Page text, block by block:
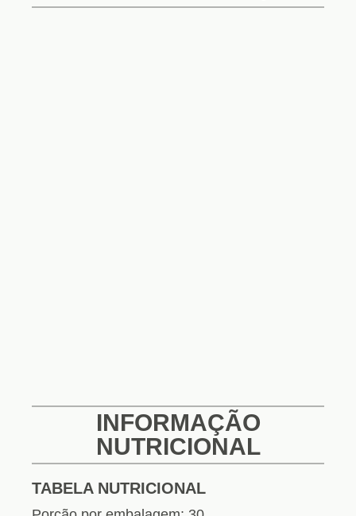
INFORMAÇÃO
NUTRICIONAL
TABELA NUTRICIONAL